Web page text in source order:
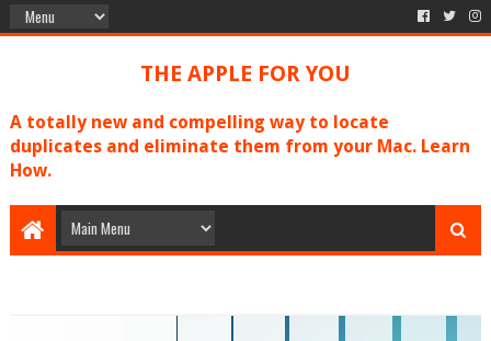
THE APPLE FOR YOU
A totally new and compelling way to locate
duplicates and eliminate them from your Mac. Learn
How.